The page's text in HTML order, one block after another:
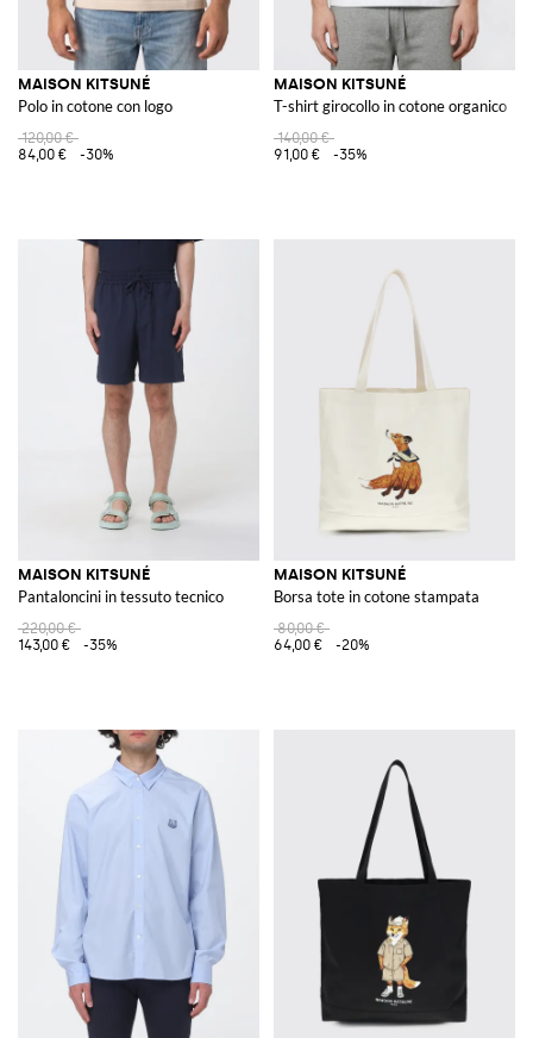
MAISON KITSUNÉ
Polo in cotone con logo
120,00 €
84,00 €
-30%
MAISON KITSUNÉ
T-shirt girocollo in cotone organico
140,00 €
91,00 €
-35%
MAISON KITSUNÉ
Pantaloncini in tessuto tecnico
220,00 €
143,00 €
-35%
MAISON KITSUNÉ
Borsa tote in cotone stampata
80,00 €
64,00 €
-20%